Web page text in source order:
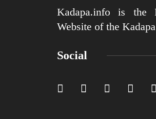
Kadapa.info is the
Website of the
Social